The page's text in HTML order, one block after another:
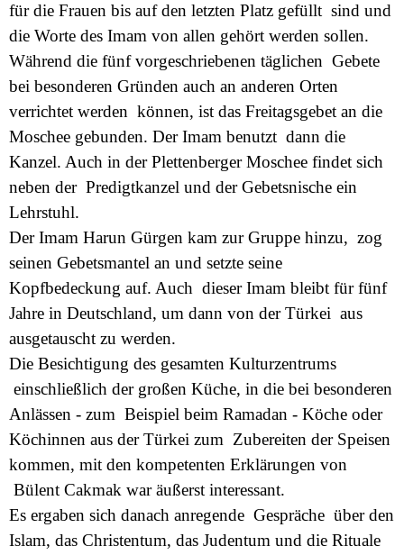
für die Frauen bis auf den letzten Platz gefüllt sind und
die Worte des Imam von allen gehört werden sollen.
Während die fünf vorgeschriebenen täglichen Gebete
bei besonderen Gründen auch an anderen Orten
verrichtet werden können, ist das Freitagsgebet an die
Moschee gebunden. Der Imam benutzt dann die
Kanzel. Auch in der Plettenberger Moschee findet sich
neben der Predigtkanzel und der Gebetsnische ein
Lehrstuhl.
Der Imam Harun Gürgen kam zur Gruppe hinzu, zog
seinen Gebetsmantel an und setzte seine
Kopfbedeckung auf. Auch dieser Imam bleibt für fünf
Jahre in Deutschland, um dann von der Türkei aus
ausgetauscht zu werden.
Die Besichtigung des gesamten Kulturzentrums
einschließlich der großen Küche, in die bei besonderen
Anlässen - zum Beispiel beim Ramadan - Köche oder
Köchinnen aus der Türkei zum Zubereiten der Speisen
kommen, mit den kompetenten Erklärungen von
Bülent Cakmak war äußerst interessant.
Es ergaben sich danach anregende Gespräche über den
Islam, das Christentum, das Judentum und die Rituale